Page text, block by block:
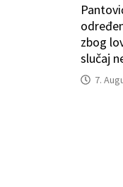
zbog
slučaj
7.